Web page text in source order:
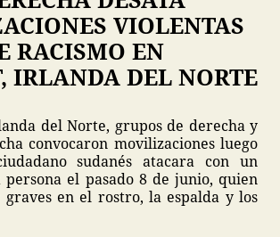
VIOLENTAS
RACISMO EN
IRLANDA DEL NORTE
del Norte, grupos de derecha y
convocaron movilizaciones luego
sudanés atacara con un
el pasado 8 de junio, quien
en el rostro, la espalda y los